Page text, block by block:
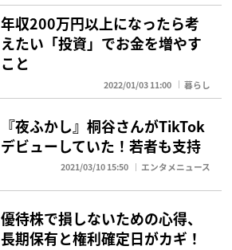
年収200万円以上になったら考
えたい「投資」でお金を増やす
こと
2022/01/03 11:00 暮らし
『夜ふかし』桐谷さんがTikTok
デビューしていた！若者も支持
2021/03/10 15:50 エンタメニュース
優待株で損しないための心得、
長期保有と権利確定日がカギ！